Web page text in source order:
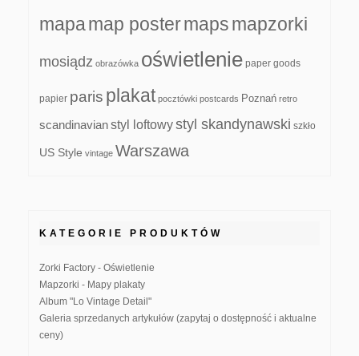
mapamap postermapsmapzorki
mosiądz obrazówka oświetlenie paper goods
papier paris plakat pocztówki postcards Poznań retro
scandinavianstyl loftowystyl skandynawski szkło
US Style vintage Warszawa
KATEGORIE PRODUKTÓW
Zorki Factory - Oświetlenie
Mapzorki - Mapy plakaty
Album "Lo Vintage Detail"
Galeria sprzedanych artykułów (zapytaj o dostępność i aktualne
ceny)